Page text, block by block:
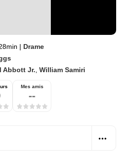
| Drame
Abbott Jr. William Samiri
Mes amis
--